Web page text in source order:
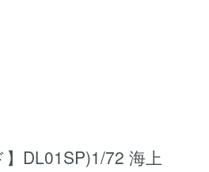
】DL01SP)1/72 海上